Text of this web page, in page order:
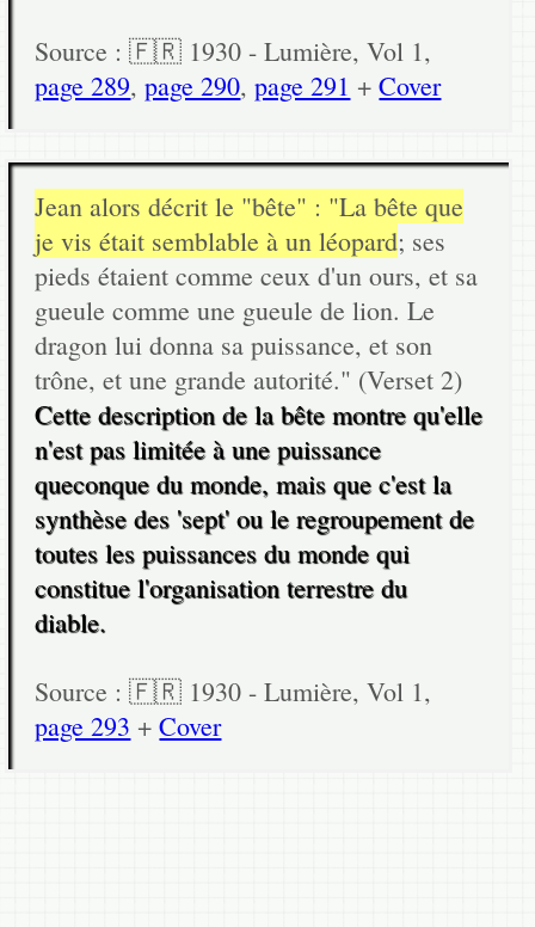
Source : 🇫🇷 1930 - Lumière, Vol 1,
page 289,page 290,page 291 +Cover
Jean alors décrit le "bête" : "La bête que
je vis était semblable à un léopard; ses
pieds étaient comme ceux d'un ours, et sa
gueule comme une gueule de lion. Le
dragon lui donna sa puissance, et son
trône, et une grande autorité." (Verset 2)
Cette description de la bête montre qu'elle
n'est pas limitée à une puissance
queconque du monde, mais que c'est la
synthèse des 'sept' ou le regroupement de
toutes les puissances du monde qui
constitue l'organisation terrestre du
diable.
Source : 🇫🇷 1930 - Lumière, Vol 1,
page 293 +Cover